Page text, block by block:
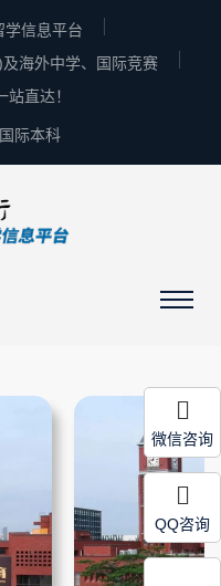
学信息平台
海外中学、国际竞赛
站直达！
国际本科
微信咨询
QQ咨询